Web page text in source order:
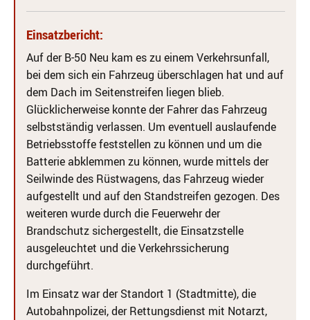
Einsatzbericht:
Auf der B-50 Neu kam es zu einem Verkehrsunfall,
bei dem sich ein Fahrzeug überschlagen hat und auf
dem Dach im Seitenstreifen liegen blieb.
Glücklicherweise konnte der Fahrer das Fahrzeug
selbstständig verlassen. Um eventuell auslaufende
Betriebsstoffe feststellen zu können und um die
Batterie abklemmen zu können, wurde mittels der
Seilwinde des Rüstwagens, das Fahrzeug wieder
aufgestellt und auf den Standstreifen gezogen. Des
weiteren wurde durch die Feuerwehr der
Brandschutz sichergestellt, die Einsatzstelle
ausgeleuchtet und die Verkehrssicherung
durchgeführt.
Im Einsatz war der Standort 1 (Stadtmitte), die
Autobahnpolizei, der Rettungsdienst mit Notarzt,